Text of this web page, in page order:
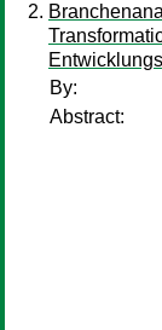
By:
Abstract: